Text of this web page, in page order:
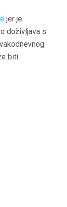
jer je
doživljava s
biti